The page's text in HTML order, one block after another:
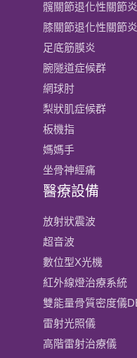
髖關節退化性關節炎
膝關節​退化性關節炎
足底筋膜炎
腕隧道症候群
網球肘
梨狀肌症候群
板機指
媽媽手
坐骨神經痛
醫療設備
放射狀震波
超音波
數位型X光機
紅外線燈治療系統
雙能量骨質密度儀
雷射光照儀
高階雷射治療儀